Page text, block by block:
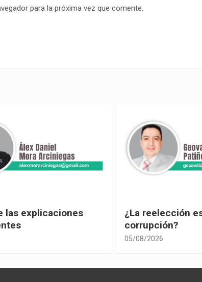
para la próxima vez que comente.
es sinónimo de
¡Los abuelos un
04/08/2026